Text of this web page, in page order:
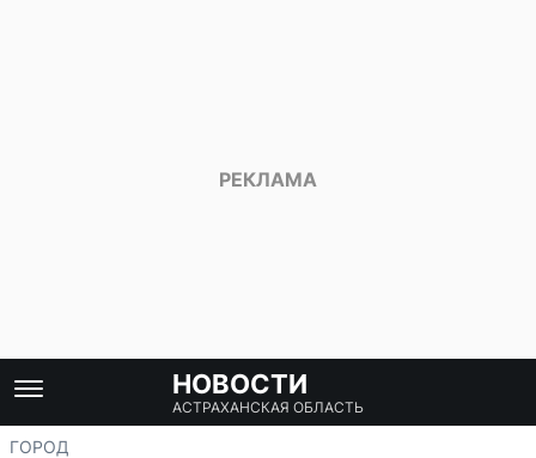
НОВОСТИ
АСТРАХАНСКАЯ ОБЛАСТЬ
ГОРОД